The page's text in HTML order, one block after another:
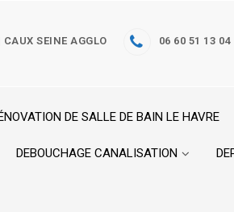
SEINE AGGLO 06 60 51 13 04
DE SALLE DE BAIN LE HAVRE
DEBOUCHAGE CANALISATION